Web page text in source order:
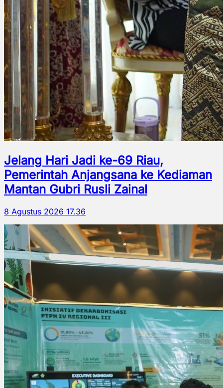
Jelang Hari Jadi ke-69 Riau,
Pemerintah Anjangsana ke Kediaman
Mantan Gubri Rusli Zainal
8 Agustus 2026 17.36